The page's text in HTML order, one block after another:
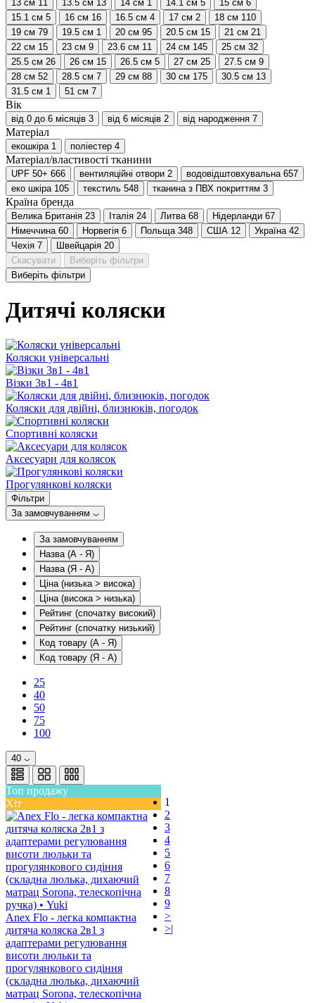
13 см 11 13.5 см 13 14 см 1 14.1 см 5 15 см 6
15.1 см 5 16 см 16 16.5 см 4 17 см 2 18 см 110
19 см 79 19.5 см 1 20 см 95 20.5 см 15 21 см 21
22 см 15 23 см 9 23.6 см 11 24 см 145 25 см 32
25.5 см 26 26 см 15 26.5 см 5 27 см 25 27.5 см 9
28 см 52 28.5 см 7 29 см 88 30 см 175 30.5 см 13
31.5 см 1 51 см 7
Вік
від 0 до 6 місяців 3 від 6 місяців 2 від народження 7
Матеріал
екошкіра 1 поліестер 4
Матеріал/властивості тканини
UPF 50+ 666 вентиляційні отвори 2 водовідштовхувальна 657
еко шкіра 105 текстиль 548 тканина з ПВХ покриттям 3
Країна бренда
Велика Британія 23 Італія 24 Литва 68 Нідерланди 67
Німеччина 60 Норвегія 6 Польща 348 США 12 Україна 42
Чехія 7 Швейцарія 20
Скасувати
Виберіть фільтри
Виберіть фільтри
Дитячі коляски
Коляски універсальні
Візки 3в1 - 4в1
Коляски для двійні, близнюків, погодок
Спортивні коляски
Аксесуари для колясок
Прогулянкові коляски
Фільтри
За замовчуванням
За замовчуванням
Назва (А - Я)
Назва (Я - А)
Ціна (низька > висока)
Ціна (висока > низька)
Рейтинг (спочатку високий)
Рейтинг (спочатку низький)
Код товару (А - Я)
Код товару (Я - А)
25
40
50
75
100
40
Топ продажу
Хіт
Anex Flo - легка компактна
дитяча коляска 2в1 з
адаптерами регулювання
висоти люльки та
прогулянкового сидіння
(складна люлька, дихаючий
матрац Sorona, телескопічна
1
2
3
4
5
6
7
8
9
>
>|